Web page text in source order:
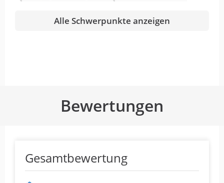
Alle Schwerpunkte anzeigen
Bewertungen
Gesamtbewertung